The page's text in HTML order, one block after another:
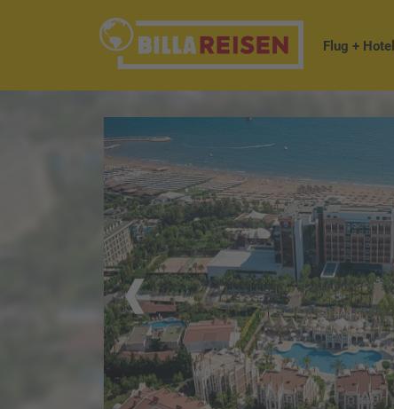
Flug + Hotel